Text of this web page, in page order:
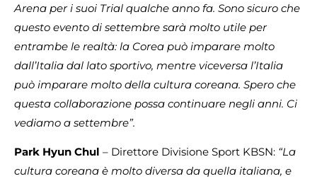
Arena per i suoi Trial qualche anno fa. Sono sicuro che
questo evento di settembre sarà molto utile per
entrambe le realtà: la Corea può imparare molto
dall’Italia dal lato sportivo, mentre viceversa l’Italia
può imparare molto della cultura coreana. Spero che
questa collaborazione possa continuare negli anni. Ci
vediamo a settembre”.
Park Hyun Chul – Direttore Divisione Sport KBSN: “La
cultura coreana è molto diversa da quella italiana, e